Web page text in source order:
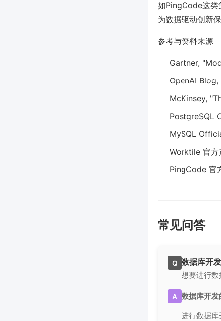
如PingCode这类
为数据驱动创新
参考与资料来源
Gartner,
OpenAI
McKinsey,
PostgreSQL
MySQL
Worktile 官方
PingCode 官
常见问答
Q 数据库开
想要进行数
A 数据库开发
进行数据